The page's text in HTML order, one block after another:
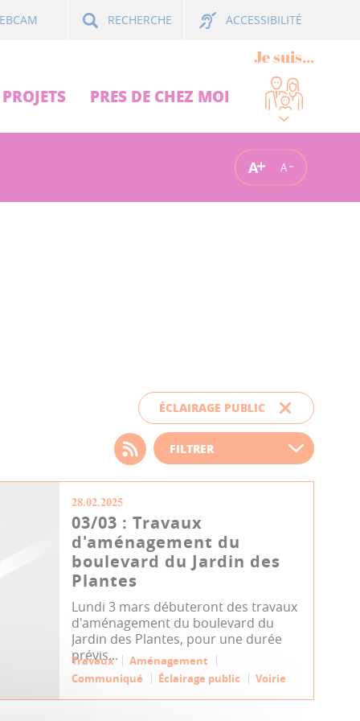
RECHERCHE ACCESSIBILITÉ
PRES DE CHEZ MOI
Je suis...
A A
ÉCLAIRAGE PUBLIC
Choisissez votre filtre
d'actualité
28.02.2025
03/03 : Travaux
d'aménagement du
boulevard du Jardin des
Plantes
Lundi 3 mars débuteront des travaux
d'aménagement du boulevard du
Jardin des Plantes, pour une durée
prévis...
Travaux
Aménagement
Communiqué
Éclairage public Voirie